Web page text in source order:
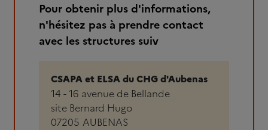
Pour obtenir plus d'informations,
n'hésitez pas à prendre contact
avec les structures suiv
CSAPA et ELSA du CHG d'Aubenas
14 - 16 avenue de Bellande
site Bernard Hugo
07205 AUBENAS